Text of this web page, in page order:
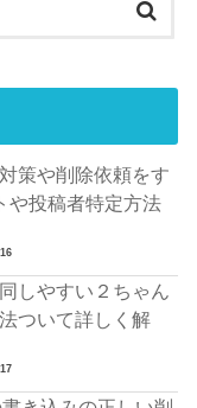
策や削除依頼をす
や投稿者特定方法
しやすい２ちゃん
ついて詳しく解